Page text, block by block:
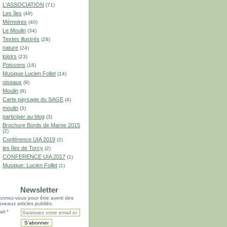
L'ASSOCIATION (71)
Les îles (48)
Mémoires (40)
Le Moulin (34)
Textes illustrés (28)
nature (24)
loisirs (23)
Poissons (16)
Musique Lucien Follet (14)
oiseaux (9)
Moulin (8)
Carte paysage du SAGE (4)
moulin (3)
participer au blog (3)
Brochure Bords de Marne 2015
(2)
Conférence UIA 2019 (2)
les îles de Torcy (2)
CONFERENCE UIA 2017 (1)
Musique: Lucien Follet (1)
Newsletter
vous pour être averti des
articles publiés.